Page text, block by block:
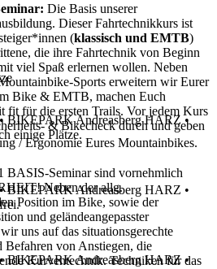
Die Basis unserer
Dieser Fahrtechnikkurs ist
(klassisch und EMTB)
die ihre Fahrtechnik von Beginn
viel Spaß erlernen wollen. Neben
Sports erweitern wir Eurer
Bike & EMTB, machen Euch
fit für die ersten Trails. Vor jedem Kurs
& Bikecheck durch und geben
/ Ergonomie Eures Mountainbikes.
Seminar sind vornehmlich
Neben der allg.
Position im Bike, sowie der
und geländeangepasster
uns auf das situationsgerechte
Befahren von Anstiegen, die
Kurventechnik. Techniken für das
• BIKEPARK Andreasberg HARZ•
einige Plätze.
• BIKEPARK Andreasberg HARZ •
• BIKEPARK Andreasberg HARZ•